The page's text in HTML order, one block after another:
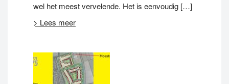
wel het meest vervelende. Het is eenvoudig […]
> Lees meer